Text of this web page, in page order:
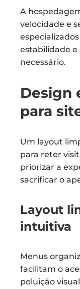
A
velocidade e
estabilidade
necessário.
Design
para
Um layout
para reter
priorizar a
sacrificar o
Layout
intuitiva
Menus
facilitam o
poluição